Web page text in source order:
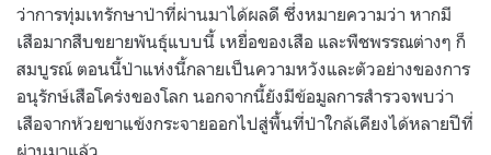
ว่าการทุ่มเทรักษาป่าที่ผ่านมาได้ผลดี ซึ่งหมายความว่า หากมี
เสือมากสืบขยายพันธุ์แบบนี้ เหยื่อของเสือ และพืชพรรณต่างๆ ก็
สมบูรณ์ ตอนนี้ป่าแห่งนี้กลายเป็นความหวังและตัวอย่างของการ
อนุรักษ์เสือโคร่งของโลก นอกจากนี้ยังมีข้อมูลการสำรวจพบว่า
เสือจากห้วยขาแข้งกระจายออกไปสู่พื้นที่ป่าใกล้เคียงได้หลายปีที่